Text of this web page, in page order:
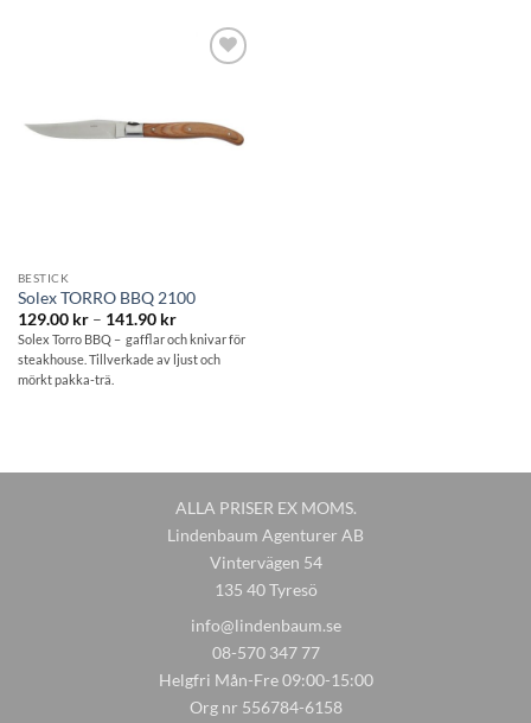
BESTICK
Solex TORRO BBQ 2100
129.00 kr – 141.90 krPrisintervall:
129.00 kr
till
141.90 kr
Solex Torro BBQ – gafflar och knivar för
steakhouse. Tillverkade av ljust och
mörkt pakka-trä.
ALLA PRISER EX MOMS.
Lindenbaum Agenturer AB
Vintervägen 54
135 40 Tyresö
info@lindenbaum.se
08-570 347 77
Helgfri Mån-Fre 09:00-15:00
Org nr 556784-6158